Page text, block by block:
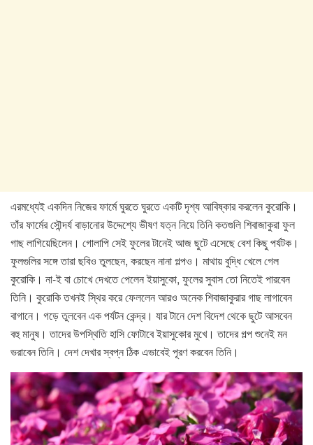
এরমধ্যেই একদিন নিজের ফার্মে ঘুরতে ঘুরতে একটি দৃশ্য আবিষ্কার করলেন কুরোকি।
তাঁর ফার্মের সৌন্দর্য বাড়ানোর উদ্দেশ্যে ভীষণ যত্ন নিয়ে তিনি কতগুলি শিবাজাকুরা ফুল
গাছ লাগিয়েছিলেন। গোলাপি সেই ফুলের টানেই আজ ছুটে এসেছে বেশ কিছু পর্যটক।
ফুলগুলির সঙ্গে তারা ছবিও তুলছেন, করছেন নানা গল্পও। মাথায় বুদ্ধি খেলে গেল
কুরোকি। না-ই বা চোখে দেখতে পেলেন ইয়াসুকো, ফুলের সুবাস তো নিতেই পারবেন
তিনি। কুরোকি তখনই স্থির করে ফেললেন আরও অনেক শিবাজাকুরার গাছ লাগাবেন
বাগানে। গড়ে তুলবেন এক পর্যটন কেন্দ্র। যার টানে দেশ বিদেশ থেকে ছুটে আসবেন
বহু মানুষ। তাদের উপস্থিতি হাসি ফোটাবে ইয়াসুকোর মুখে। তাদের গল্প শুনেই মন
ভরাবেন তিনি। দেশ দেখার স্বপ্ন ঠিক এভাবেই পূরণ করবেন তিনি।